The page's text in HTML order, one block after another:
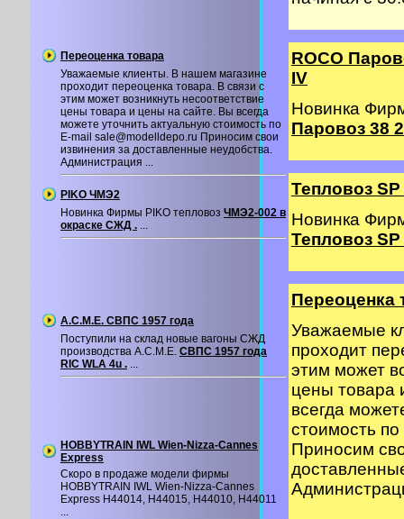
Переоценка товара
Уважаемые клиенты. В нашем магазине
проходит переоценка товара. В связи с
этим может возникнуть несоответствие
цены товара и цены на сайте. Вы всегда
можете уточнить актуальную стоимость по
E-mail sale@modelldepo.ru Приносим свои
извинения за доставленные неудобства.
Администрация ...
PIKO ЧМЭ2
Новинка Фирмы PIKO тепловоз ЧМЭ2-002 в
окраске СЖД . ...
A.C.M.E. СВПС 1957 года
Поступили на склад новые вагоны СЖД
производства A.C.M.E. СВПС 1957 года
RIC WLA 4u . ...
HOBBYTRAIN IWL Wien-Nizza-Cannes
Express
Скоро в продаже модели фирмы
HOBBYTRAIN IWL Wien-Nizza-Cannes
Express H44014, H44015, H44010, H44011
...
ROCO
IV
Новинка
Паровоз 38
Тепловоз SP
Новинка
Тепловоз
Переоценка
Уважаемые
проходит
этим может
цены товара
всегда
стоимость
Приносим